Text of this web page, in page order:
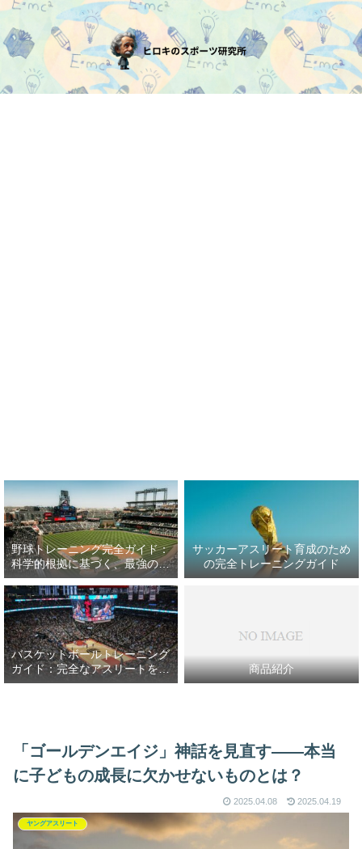
野球トレーニング完全ガイド：
科学的根拠に基づく、最強の野
球アスリート育成プラン
サッカーアスリート育成のため
の完全トレーニングガイド
バスケットボールトレーニング
ガイド：完全なアスリートを目
指して
商品紹介
「ゴールデンエイジ」神話を見直す——本当
に子どもの成長に欠かせないものとは？
2025.04.08 2025.04.19
ヤングアスリート